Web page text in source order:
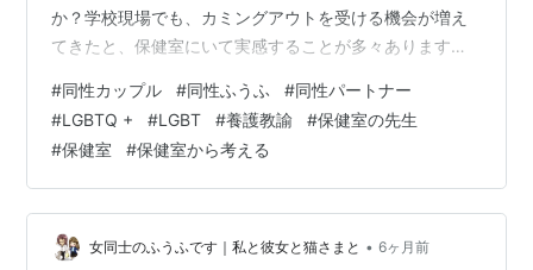
か？学校現場でも、カミングアウトを受ける機会が増え
てきたと、保健室にいて実感することが多々あります。
し今も不安なら、ぜひこの記事を読んでください。 私は
10年以上、養護教諭として勤務し、自身もセクシュアル
マイノリティ当事者です。これまで何人もの生徒からカ
ミングアウトを受けてきたし、先生方からの相談も受け
てきました。 その経験を持って、教員だからこそ大切な
ことは、専門的な知識よりも“心理的安全…
#同性カップル #同性ふうふ #同性パートナー
#LGBTQ + #LGBT #養護教諭 #保健室の先生
#保健室 #保健室から考える
女同士のふうふです｜私と彼女と猫さまと • 6ヶ月前